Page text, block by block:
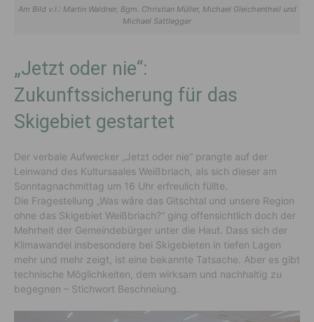
Am Bild v.l.: Martin Waldner, Bgm. Christian Müller, Michael Gleichentheil und
Michael Sattlegger
„Jetzt oder nie“:
Zukunftssicherung für das
Skigebiet gestartet
Der verbale Aufwecker „Jetzt oder nie“ prangte auf der
Leinwand des Kultursaales Weißbriach, als sich dieser am
Sonntagnachmittag um 16 Uhr erfreulich füllte.
Die Fragestellung „Was wäre das Gitschtal und unsere Region
ohne das Skigebiet Weißbriach?“ ging offensichtlich doch der
Mehrheit der Gemeindebürger unter die Haut. Dass sich der
Klimawandel insbesondere bei Skigebieten in tiefen Lagen
mehr und mehr zeigt, ist eine bekannte Tatsache. Aber es gibt
technische Möglichkeiten, dem wirksam und nachhaltig zu
begegnen – Stichwort Beschneiung.